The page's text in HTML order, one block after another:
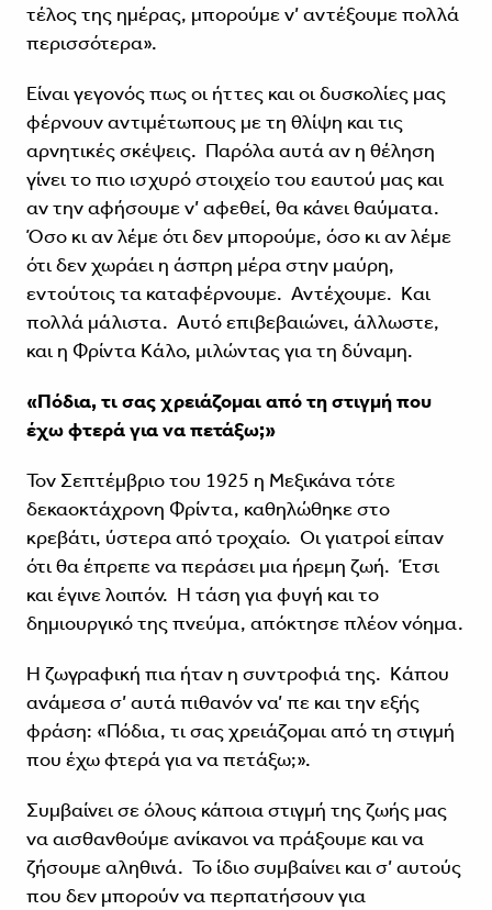
τέλος της ημέρας, μπορούμε ν’ αντέξουμε πολλά
περισσότερα».
Είναι γεγονός πως οι ήττες και οι δυσκολίες μας
φέρνουν αντιμέτωπους με τη θλίψη και τις
αρνητικές σκέψεις. Παρόλα αυτά αν η θέληση
γίνει το πιο ισχυρό στοιχείο του εαυτού μας και
αν την αφήσουμε ν’ αφεθεί, θα κάνει θαύματα.
Όσο κι αν λέμε ότι δεν μπορούμε, όσο κι αν λέμε
ότι δεν χωράει η άσπρη μέρα στην μαύρη,
εντούτοις τα καταφέρνουμε. Αντέχουμε. Και
πολλά μάλιστα. Αυτό επιβεβαιώνει, άλλωστε,
και η Φρίντα Κάλο, μιλώντας για τη δύναμη.
«Πόδια, τι σας χρειάζομαι από τη στιγμή που
έχω φτερά για να πετάξω;»
Τον Σεπτέμβριο του 1925 η Μεξικάνα τότε
δεκαοκτάχρονη Φρίντα, καθηλώθηκε στο
κρεβάτι, ύστερα από τροχαίο. Οι γιατροί είπαν
ότι θα έπρεπε να περάσει μια ήρεμη ζωή. Έτσι
και έγινε λοιπόν. Η τάση για φυγή και το
δημιουργικό της πνεύμα, απόκτησε πλέον νόημα.
Η ζωγραφική πια ήταν η συντροφιά της. Κάπου
ανάμεσα σ’ αυτά πιθανόν να’ πε και την εξής
φράση: «Πόδια, τι σας χρειάζομαι από τη στιγμή
που έχω φτερά για να πετάξω;».
Συμβαίνει σε όλους κάποια στιγμή της ζωής μας
να αισθανθούμε ανίκανοι να πράξουμε και να
ζήσουμε αληθινά. Το ίδιο συμβαίνει και σ’ αυτούς
που δεν μπορούν να περπατήσουν για